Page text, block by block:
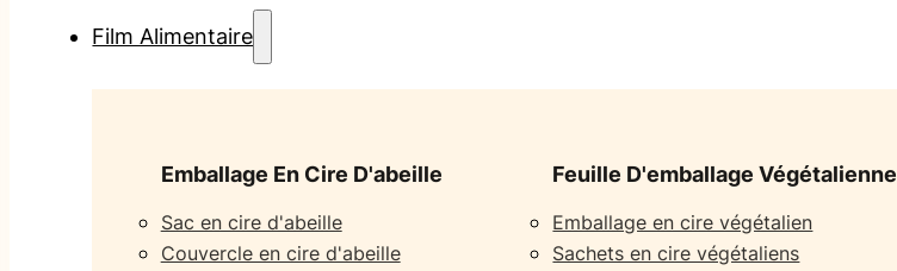
Film Alimentaire
Emballage En Cire D'abeille
Sac en cire d'abeille
Couvercle en cire d'abeille
Feuille D'emballage Végétalienne
Emballage en cire végétalien
Sachets en cire végétaliens